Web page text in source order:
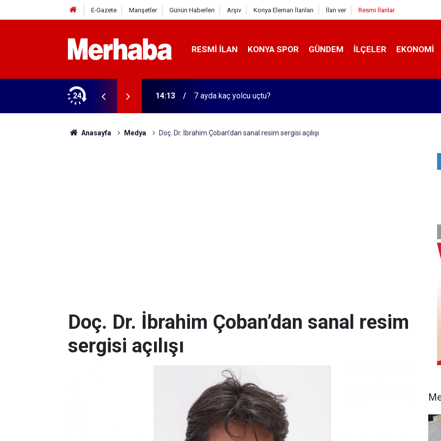
E-Gazete Manşetler Günün Haberleri Arşiv Konya Eleman İlanları İlan ver Resmi İlanlar
RESMI İLAN KONYA SPOR GÜNDEM İLÇELER EKONOMI
24
11 şehirde yarışıyorlar 14:13 7 ayda kaç yolcu uçtu?
Anasayfa Medya Doç. Dr. İbrahim Çoban’dan sanal resim sergisi açılışı
Doç. Dr. İbrahim Çoban’dan sanal resim
sergisi açılışı